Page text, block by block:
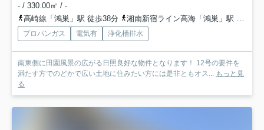
- / 330.00㎡ / -
高崎線「鴻巣」駅 徒歩38分
湘南新宿ライン高海「鴻巣」駅 徒歩38分
プロパンガス 電気有 浄化槽排水
南東側に田園風景の広がる日照良好な物件となります！ 12号の要件を
満たす方でのどかで広い土地に住みたい方には是非ともオス... もっと見
る